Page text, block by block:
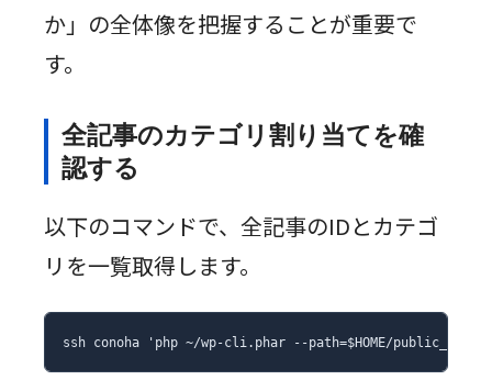
か」の全体像を把握することが重要で
す。
全記事のカテゴリ割り当てを確
認する
以下のコマンドで、全記事のIDとカテゴ
リを一覧取得します。
ssh conoha 'php ~/wp-cli.phar --path=$HOME/